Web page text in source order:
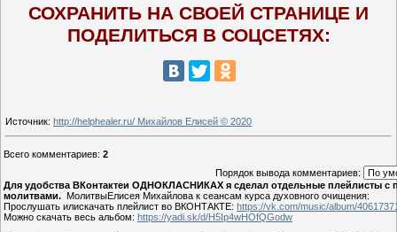
СОХРАНИТЬ НА СВОЕЙ СТРАНИЦЕ И
ПОДЕЛИТЬСЯ В СОЦСЕТЯХ:
Источник: http://helphealer.ru/ Михайлов Елисей © 2020
Всего комментариев: 2
Порядок вывода комментариев:
Для удобства ВКонтактеи ОДНОКЛАСНИКАХ я сделал отдельные плейлисты с
молитвами. МолитвыЕлисея Михайлова к сеансам курса духовного очищения:
Прослушать илискачать плейлист во ВКОНТАКТЕ: https://vk.com/music/album/
Можно скачать весь альбом: https://yadi.sk/d/H5Ip4wHOfQGodw